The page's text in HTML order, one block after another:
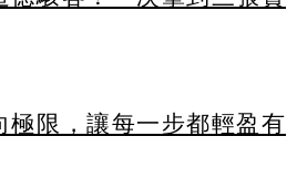
限，讓每一步都輕盈有